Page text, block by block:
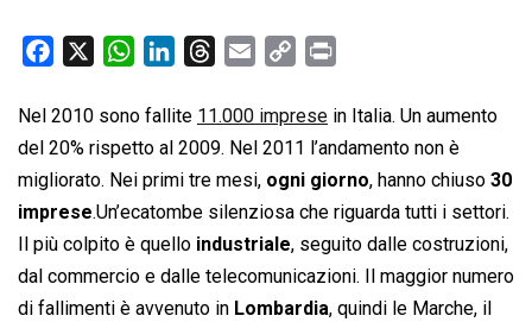
c
e
b
o
o
k
W
a
t
s
A
p
p
n
k
e
d
I
n
r
e
a
d
s
a
i
l
p
y
L
n
k
i
n
t
Nel 2010 sono fallite 11.000 imprese in Italia. Un aumento
del 20% rispetto al 2009. Nel 2011 l’andamento non è
migliorato. Nei primi tre mesi, ogni giorno, hanno chiuso 30
imprese.Un’ecatombe silenziosa che riguarda tutti i settori.
Il più colpito è quello industriale, seguito dalle costruzioni,
dal commercio e dalle telecomunicazioni. Il maggior numero
di fallimenti è avvenuto in Lombardia, quindi le Marche, il